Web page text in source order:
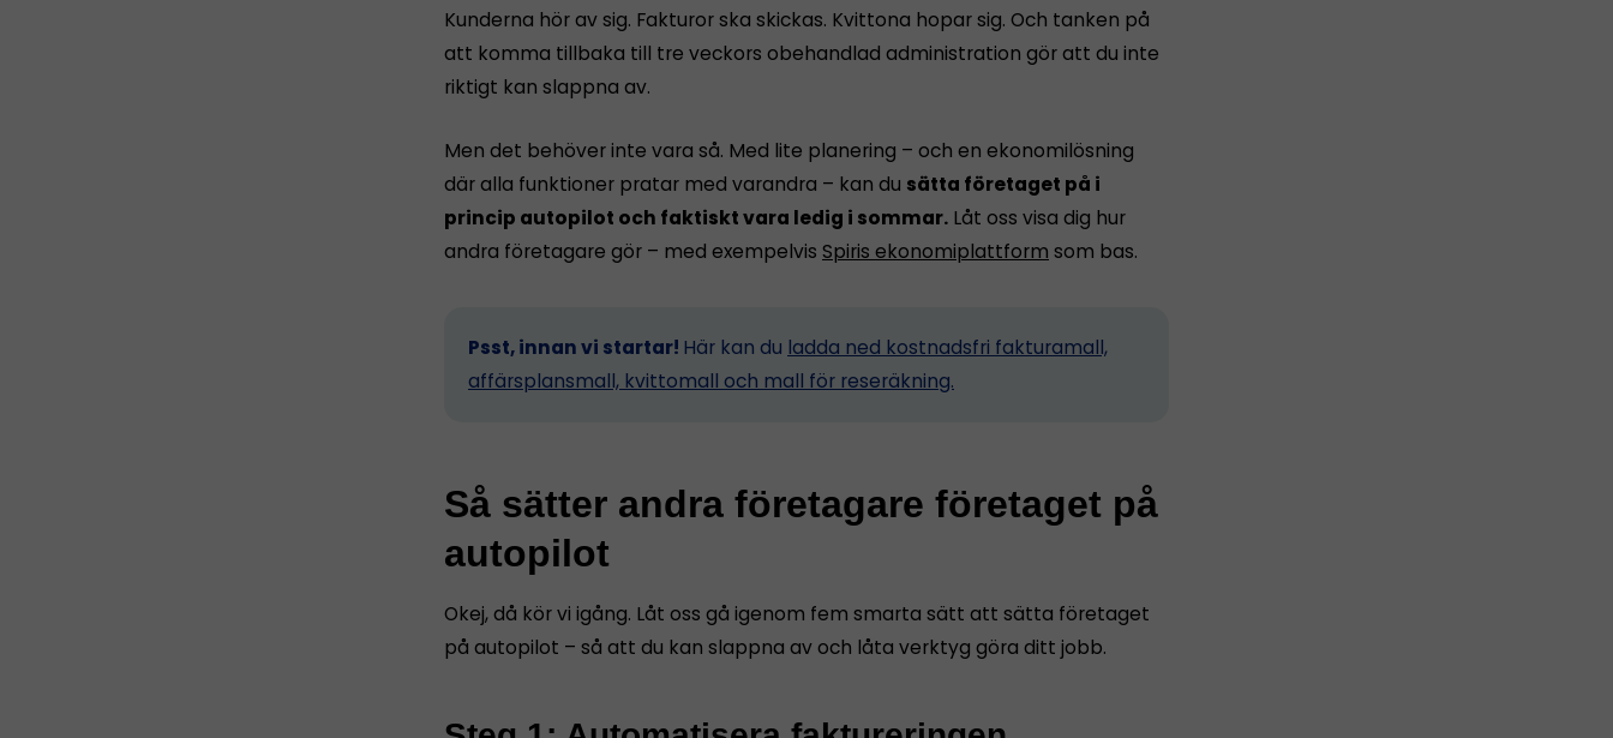
Kunderna hör av sig. Fakturor ska skickas. Kvittona hopar sig. Och tanken på
att komma tillbaka till tre veckors obehandlad administration gör att du inte
riktigt kan slappna av.
Men det behöver inte vara så. Med lite planering – och en ekonomilösning
där alla funktioner pratar med varandra – kan du sätta företaget på i
princip autopilot och faktiskt vara ledig i sommar. Låt oss visa dig hur
andra företagare gör – med exempelvis Spiris ekonomiplattform som bas.
Psst, innan vi startar! Här kan du ladda ned kostnadsfri fakturamall,
affärsplansmall, kvittomall och mall för reseräkning.
Så sätter andra företagare företaget på
autopilot
Okej, då kör vi igång. Låt oss gå igenom fem smarta sätt att sätta företaget
på autopilot – så att du kan slappna av och låta verktyg göra ditt jobb.